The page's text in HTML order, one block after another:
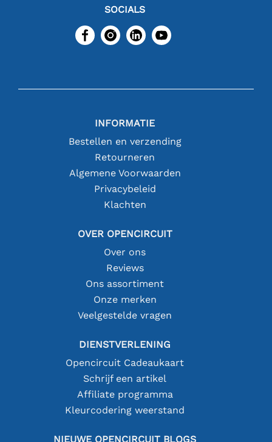
SOCIALS
INFORMATIE
Bestellen en verzending
Retourneren
Algemene Voorwaarden
Privacybeleid
Klachten
OVER OPENCIRCUIT
Over ons
Reviews
Ons assortiment
Onze merken
Veelgestelde vragen
DIENSTVERLENING
Opencircuit Cadeaukaart
Schrijf een artikel
Affiliate programma
Kleurcodering weerstand
NIEUWE OPENCIRCUIT BLOGS